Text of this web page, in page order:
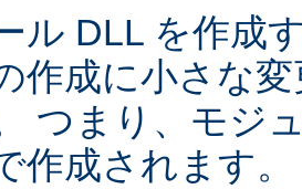
ル DLL を作成
作成に小さな
つまり、モジ
作成されます